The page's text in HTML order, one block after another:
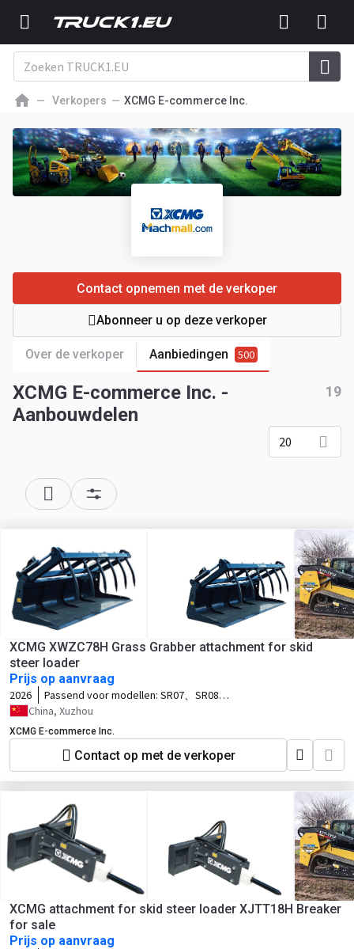
Verkopers XCMG E-commerce Inc.
Over de verkoper Aanbiedingen 500
Contact opnemen met de verkoper
Abonneer u op deze verkoper
XCMG E-commerce Inc. -
Aanbouwdelen
19
20
XCMG XWZC78H Grass Grabber attachment for skid
steer loader
Prijs op aanvraag
2026 Passend voor modellen: SR07、SR08、
SR10、SR12、SV10、SV12、TV10、
China, Xuzhou
XCMG E-commerce Inc.
Contact op met de verkoper
XCMG attachment for skid steer loader XJTT18H Breaker
for sale
Prijs op aanvraag